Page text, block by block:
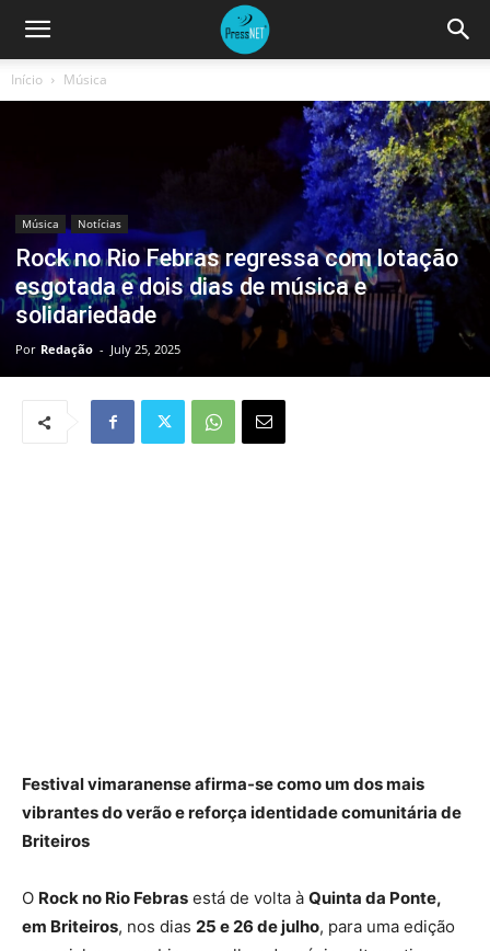
Início Música
Música Notícias
Rock no Rio Febras regressa com lotação
esgotada e dois dias de música e
solidariedade
Por Redação - July 25, 2025
Festival vimaranense afirma-se como um dos mais
vibrantes do verão e reforça identidade comunitária de
Briteiros
O Rock no Rio Febras está de volta à Quinta da Ponte,
em Briteiros, nos dias 25 e 26 de julho, para uma edição